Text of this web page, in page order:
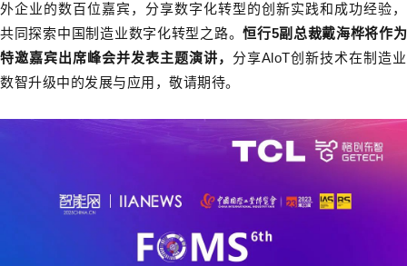
外企业的数百位嘉宾，分享数字化转型的创新实践和成功经验，
共同探索中国制造业数字化转型之路。恒行5副总裁戴海桦将作为
特邀嘉宾出席峰会并发表主题演讲， 分享AloT创新技术在制造业
数智升级中的发展与应用，敬请期待。